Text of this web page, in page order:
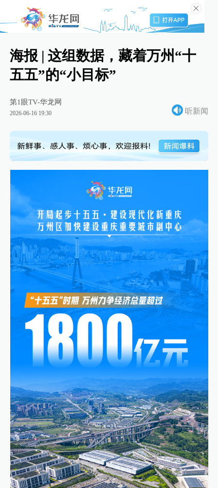
海报 | 这组数据，藏着万州“十
五五”的“小目标”
第1眼TV-华龙网
2026-06-16 19:30 听新闻